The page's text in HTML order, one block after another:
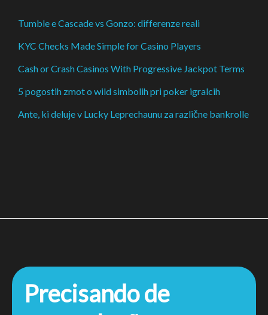
Tumble e Cascade vs Gonzo: differenze reali
KYC Checks Made Simple for Casino Players
Cash or Crash Casinos With Progressive Jackpot Terms
5 pogostih zmot o wild simbolih pri poker igralcih
Ante, ki deluje v Lucky Leprechaunu za različne bankrolle
Precisando de